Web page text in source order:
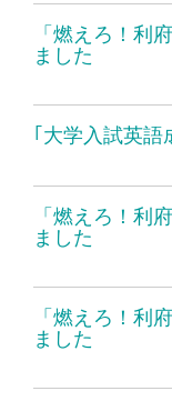
「燃えろ！利
ました
｢大学入試英
「燃えろ！利
ました
「燃えろ！利
ました